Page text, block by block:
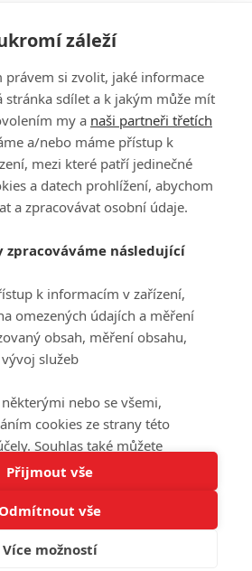
soubory cookies.
PŘIHLÁSIT
REGISTROVAT
Slavík, e-mailserialy@fandimefilmu.cz
na našem webu napište nám na e-mail
Zásady používání cookies |Pravidla webu
nastavení soukromí
/ All rights reserved /
Lýskova 2073/57, Stodůlky, 155
záleží
právem si zvolit, jaké informace
stránka sdílet a k jakým může mít
my a naši partneři třetích
a/nebo máme přístup k
mezi které patří jedinečné
a datech prohlížení, abychom
a zpracovávat osobní údaje.
zpracováváme následující
k informacím v zařízení,
omezených údajích a měření
obsah, měření obsahu,
služeb
nebo se všemi,
cookies ze strany této
Souhlas také můžete
případě vám na stránce
personalizované funkce.
se budou vztahovat pouze na
Vaše nastavení a odvolání
změnit na stránce s
Přijmout vše
Odmítnout vše
Více možností